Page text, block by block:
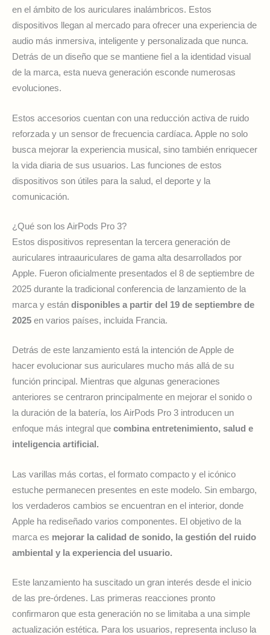
en el ámbito de los auriculares inalámbricos. Estos
dispositivos llegan al mercado para ofrecer una experiencia de
audio más inmersiva, inteligente y personalizada que nunca.
Detrás de un diseño que se mantiene fiel a la identidad visual
de la marca, esta nueva generación esconde numerosas
evoluciones.
Estos accesorios cuentan con una reducción activa de ruido
reforzada y un sensor de frecuencia cardíaca. Apple no solo
busca mejorar la experiencia musical, sino también enriquecer
la vida diaria de sus usuarios. Las funciones de estos
dispositivos son útiles para la salud, el deporte y la
comunicación.
¿Qué son los AirPods Pro 3?
Estos dispositivos representan la tercera generación de
auriculares intraauriculares de gama alta desarrollados por
Apple. Fueron oficialmente presentados el 8 de septiembre de
2025 durante la tradicional conferencia de lanzamiento de la
marca y están disponibles a partir del 19 de septiembre de
2025 en varios países, incluida Francia.
Detrás de este lanzamiento está la intención de Apple de
hacer evolucionar sus auriculares mucho más allá de su
función principal. Mientras que algunas generaciones
anteriores se centraron principalmente en mejorar el sonido o
la duración de la batería, los AirPods Pro 3 introducen un
enfoque más integral que combina entretenimiento, salud e
inteligencia artificial.
Las varillas más cortas, el formato compacto y el icónico
estuche permanecen presentes en este modelo. Sin embargo,
los verdaderos cambios se encuentran en el interior, donde
Apple ha rediseñado varios componentes. El objetivo de la
marca es mejorar la calidad de sonido, la gestión del ruido
ambiental y la experiencia del usuario.
Este lanzamiento ha suscitado un gran interés desde el inicio
de las pre-órdenes. Las primeras reacciones pronto
confirmaron que esta generación no se limitaba a una simple
actualización estética. Para los usuarios, representa incluso la